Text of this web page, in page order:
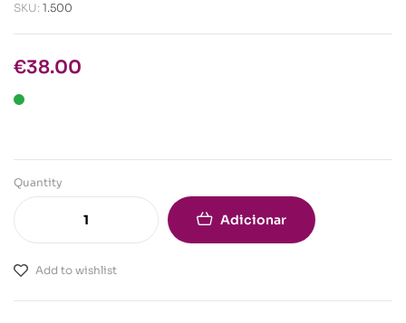
SKU: 1.500
€38.00
Quantity
Adicionar
Add to wishlist